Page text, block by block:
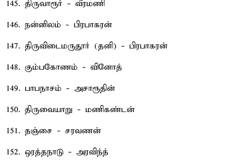
145. திருவாரூர் - வீரமணி
146. நன்னிலம் - பிரபாகரன்
147. திருவிடைமருதூர் (தனி) - பிரபாகரன்
148. கும்பகோணம் - வினோத்
149. பாபநாசம் - அசாரூதின்
150. திருவையாறு - மணிகண்டன்
151. தஞ்சை - சரவணன்
152. ஒரத்தநாடு - அரவிந்த்